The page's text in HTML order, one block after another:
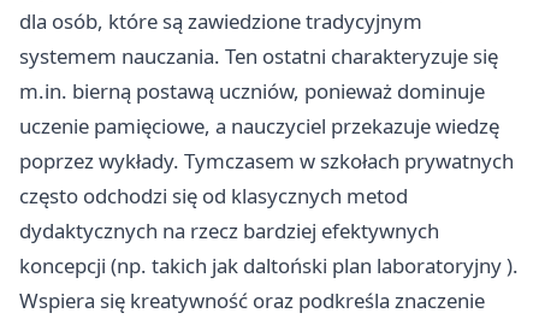
dla osób, które są zawiedzione tradycyjnym
systemem nauczania. Ten ostatni charakteryzuje się
m.in. bierną postawą uczniów, ponieważ dominuje
uczenie pamięciowe, a nauczyciel przekazuje wiedzę
poprzez wykłady. Tymczasem w szkołach prywatnych
często odchodzi się od klasycznych metod
dydaktycznych na rzecz bardziej efektywnych
koncepcji (np. takich jak daltoński plan laboratoryjny).
Wspiera się kreatywność oraz podkreśla znaczenie